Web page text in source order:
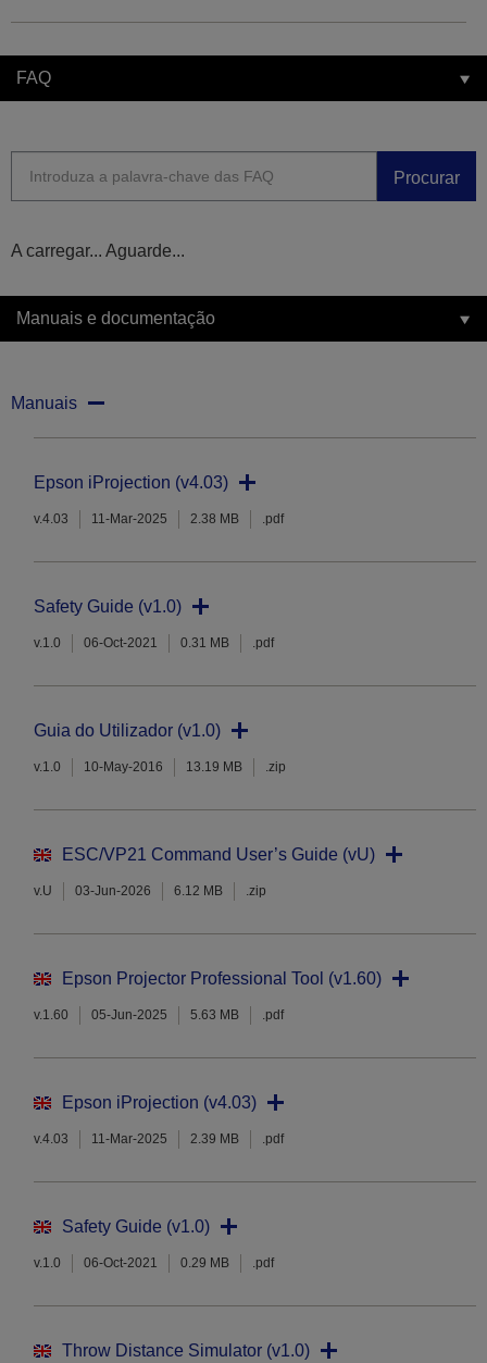
FAQ
Procurar
A carregar... Aguarde...
Manuais e documentação
Manuais
Epson iProjection (v4.03)
v.4.03 11-Mar-2025 2.38 MB .pdf
Safety Guide (v1.0)
v.1.0 06-Oct-2021 0.31 MB .pdf
Guia do Utilizador (v1.0)
v.1.0 10-May-2016 13.19 MB .zip
ESC/VP21 Command User’s Guide (vU)
v.U 03-Jun-2026 6.12 MB .zip
Epson Projector Professional Tool (v1.60)
v.1.60 05-Jun-2025 5.63 MB .pdf
Epson iProjection (v4.03)
v.4.03 11-Mar-2025 2.39 MB .pdf
Safety Guide (v1.0)
v.1.0 06-Oct-2021 0.29 MB .pdf
Throw Distance Simulator (v1.0)